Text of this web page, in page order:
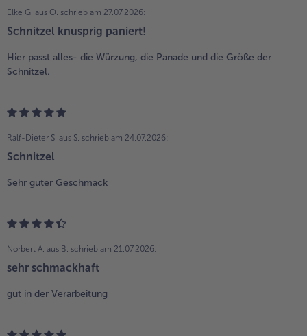
Elke G. aus O. schrieb am 27.07.2026:
Schnitzel knusprig paniert!
Hier passt alles- die Würzung, die Panade und die Größe der
Schnitzel.
Ralf-Dieter S. aus S. schrieb am 24.07.2026:
Schnitzel
Sehr guter Geschmack
Norbert A. aus B. schrieb am 21.07.2026:
sehr schmackhaft
gut in der Verarbeitung